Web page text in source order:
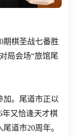
期棋圣战七番胜
局会场“旅馆尾
加。尾道市正以
年又恰逢天才棋
道市20周年。